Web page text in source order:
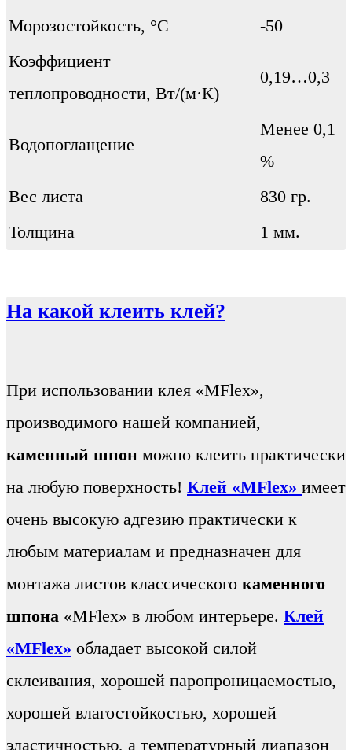
Морозостойкость, °С
-50
Коэффициент
теплопроводности, Вт/(м·К)
0,19…0,3
Водопоглащение
Менее 0,1
%
Вес листа
830 гр.
Толщина
1 мм.
На какой клеить клей?
При использовании клея «MFlex»,
производимого нашей компанией,
каменный шпон можно клеить практически
на любую поверхность! Клей «MFlex» имеет
очень высокую адгезию практически к
любым материалам и предназначен для
монтажа листов классического каменного
шпона «MFlex» в любом интерьере. Клей
«MFlex» обладает высокой силой
склеивания, хорошей паропроницаемостью,
хорошей влагостойкостью, хорошей
эластичностью, а температурный диапазон